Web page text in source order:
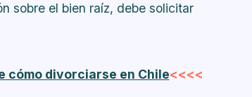
sobre el bien raíz, debe solicitar
cómo divorciarse en Chile<<<<